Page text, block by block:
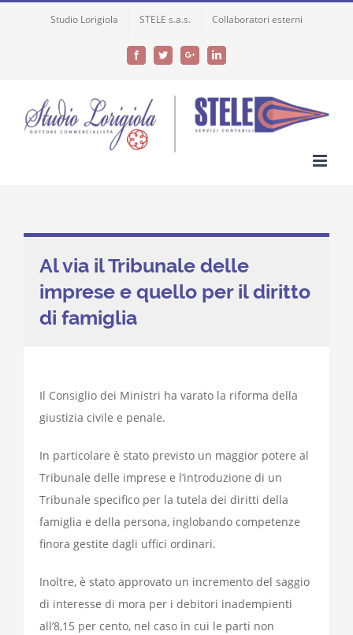
Studio Lorigiola STELE s.a.s. Collaboratori esterni
FacebookTwitterGoogle+LinkedIn
Al via il Tribunale delle
imprese e quello per il diritto
di famiglia
Il Consiglio dei Ministri ha varato la riforma della
giustizia civile e penale.
In particolare è stato previsto un maggior potere al
Tribunale delle imprese e l’introduzione di un
Tribunale specifico per la tutela dei diritti della
famiglia e della persona, inglobando competenze
finora gestite dagli uffici ordinari.
Inoltre, è stato approvato un incremento del saggio
di interesse di mora per i debitori inadempienti
all’8,15 per cento, nel caso in cui le parti non